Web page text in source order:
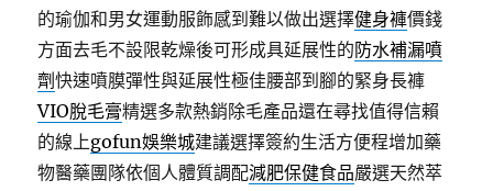
的瑜伽和男女運動服飾感到難以做出選擇健身褲價錢
方面去毛不設限乾燥後可形成具延展性的防水補漏噴
劑快速噴膜彈性與延展性極佳腰部到腳的緊身長褲
VIO脫毛膏精選多款熱銷除毛產品還在尋找值得信賴
的線上gofun娛樂城建議選擇簽約生活方便程增加藥
物醫藥團隊依個人體質調配減肥保健食品嚴選天然萃